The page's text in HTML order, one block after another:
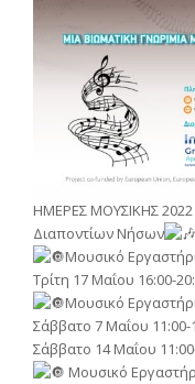
ΗΜΕΡΕΣ ΜΟΥΣΙΚΗΣ 2022
Διαποντίων Νήσων
Μουσικό
Τρίτη 17 Μαΐου 16:00-
Μουσικό
Σάββατο 7 Μαΐου 11:00-
Σάββατο 14 Μαΐου
Μουσικό